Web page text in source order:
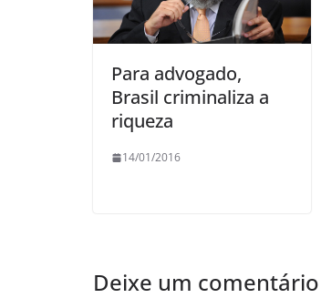
Para advogado,
Brasil criminaliza a
riqueza
14/01/2016
Deixe um comentário